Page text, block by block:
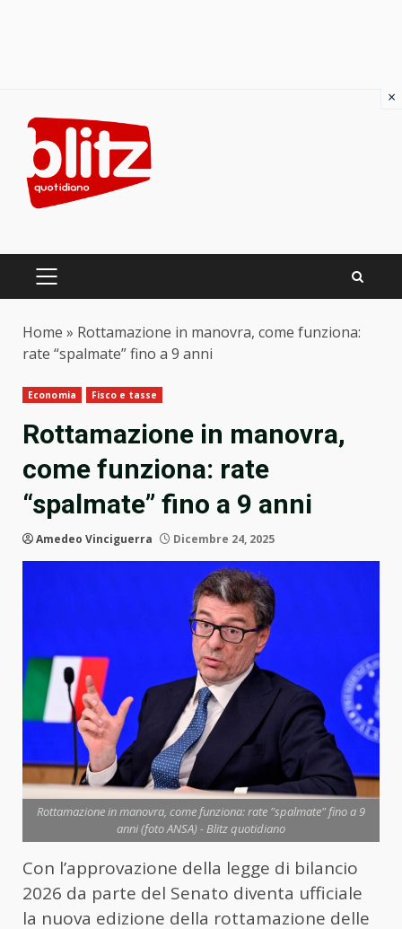
content
PRIMARY
Home » Rottamazione in manovra, come funziona:
rate “spalmate” fino a 9 anni
Economia Fisco e tasse
Rottamazione in manovra,
come funziona: rate
“spalmate” fino a 9 anni
Amedeo Vinciguerra Dicembre 24, 2025
Rottamazione in manovra, come funziona: rate "spalmate" fino a 9
anni (foto ANSA) - Blitz quotidiano
Con l’approvazione della legge di bilancio
2026 da parte del Senato diventa ufficiale
la nuova edizione della rottamazione delle
×